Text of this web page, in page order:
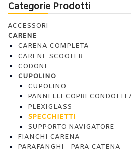
Categorie Prodotti
ACCESSORI
CARENE
CARENA COMPLETA
CARENE SCOOTER
CODONE
CUPOLINO
CUPOLINO
PANNELLI COPRI CONDOTTI
PLEXIGLASS
SPECCHIETTI
SUPPORTO NAVIGATORE
FIANCHI CARENA
PARAFANGHI - PARA CATENA